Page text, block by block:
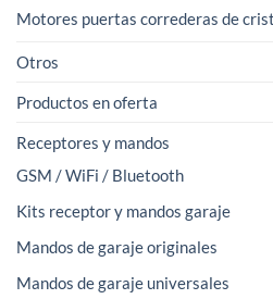
Motores puertas correderas de
Otros
Productos en oferta
Receptores y mandos
GSM / WiFi / Bluetooth
Kits receptor y mandos garaje
Mandos de garaje originales
Mandos de garaje universales